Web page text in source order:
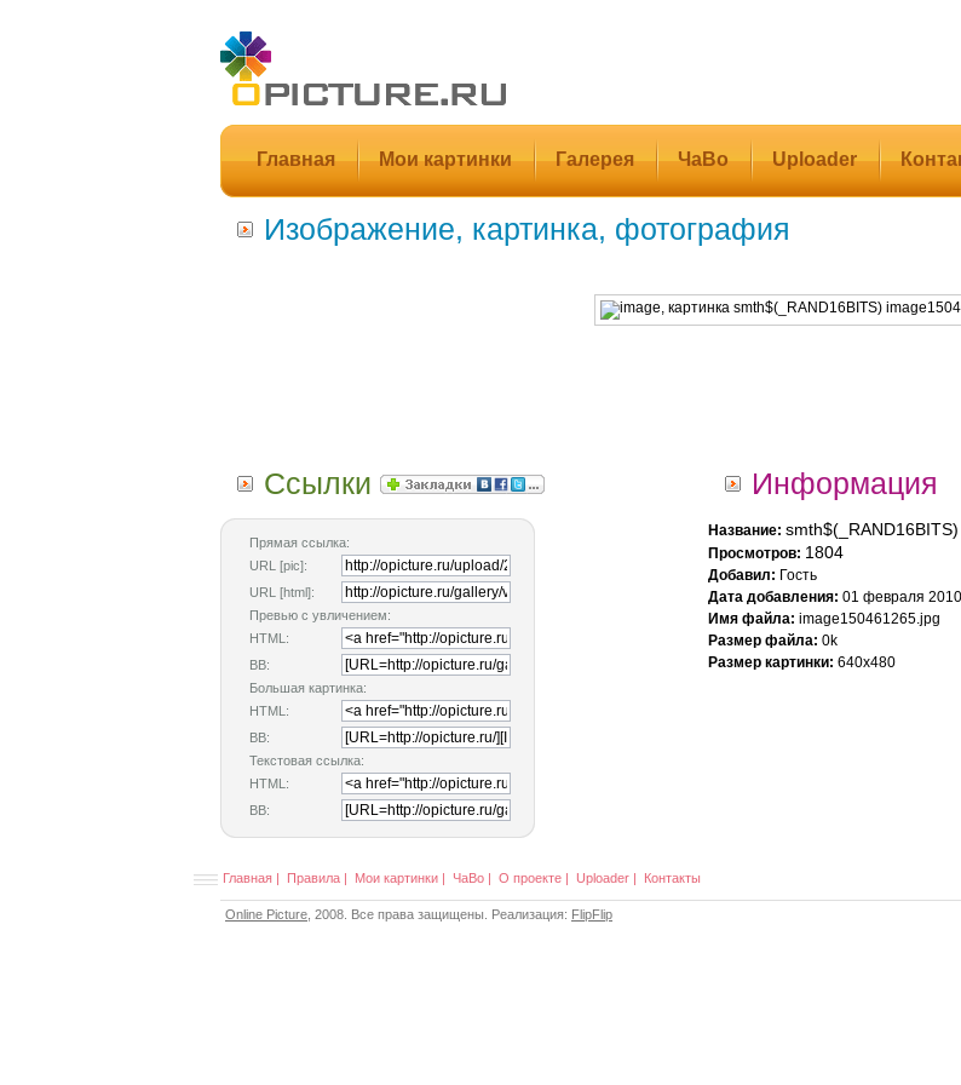
Главная Мои картинки Галерея ЧаВо Uploader
Изображение, картинка, фотография
Ссылки
Прямая ссылка:
URL [pic]:
URL [html]:
Превью с увличением:
HTML:
BB:
Большая картинка:
HTML:
BB:
Текстовая ссылка:
HTML:
BB:
Информация
Название: smth$(_RAND16BITS)
Просмотров: 1804
Добавил: Гость
Дата добавления: 01 февраля
Имя файла: image150461265.jpg
Размер файла: 0k
Размер картинки: 640x480
Главная | Правила | Мои картинки | ЧаВо | О проекте | Uploader | Контакты
Online Picture , 2008. Все права защищены. Реализация: FlipFlip